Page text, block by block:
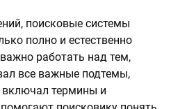
поисковые системы
полно и естественно
работать над тем,
все важные подтемы,
включал термины и